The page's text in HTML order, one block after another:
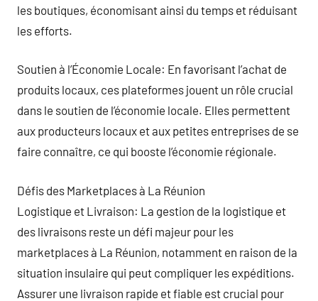
les boutiques, économisant ainsi du temps et réduisant
les efforts.
Soutien à l’Économie Locale: En favorisant l’achat de
produits locaux, ces plateformes jouent un rôle crucial
dans le soutien de l’économie locale. Elles permettent
aux producteurs locaux et aux petites entreprises de se
faire connaître, ce qui booste l’économie régionale.
Défis des Marketplaces à La Réunion
Logistique et Livraison: La gestion de la logistique et
des livraisons reste un défi majeur pour les
marketplaces à La Réunion, notamment en raison de la
situation insulaire qui peut compliquer les expéditions.
Assurer une livraison rapide et fiable est crucial pour